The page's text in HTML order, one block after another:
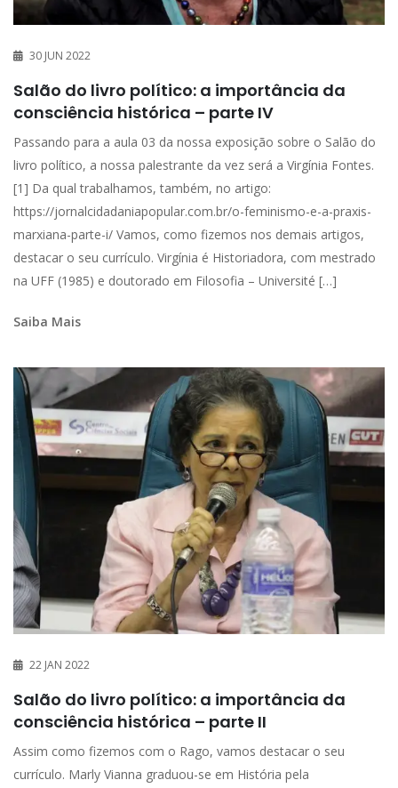
30 JUN 2022
Salão do livro político: a importância da
consciência histórica – parte IV
Passando para a aula 03 da nossa exposição sobre o Salão do
livro político, a nossa palestrante da vez será a Virgínia Fontes.
[1] Da qual trabalhamos, também, no artigo:
https://jornalcidadaniapopular.com.br/o-feminismo-e-a-praxis-
marxiana-parte-i/ Vamos, como fizemos nos demais artigos,
destacar o seu currículo. Virgínia é Historiadora, com mestrado
na UFF (1985) e doutorado em Filosofia – Université […]
Saiba Mais
22 JAN 2022
Salão do livro político: a importância da
consciência histórica – parte II
Assim como fizemos com o Rago, vamos destacar o seu
currículo. Marly Vianna graduou-se em História pela